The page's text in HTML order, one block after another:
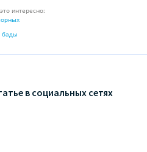
интересно:
бады
в социальных сетях